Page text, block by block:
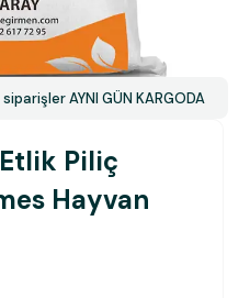
AYNI GÜN KARGODA
Piliç
Hayvan